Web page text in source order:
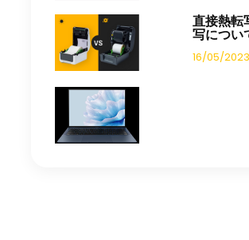
直接熱転
写につい
16/05/2023